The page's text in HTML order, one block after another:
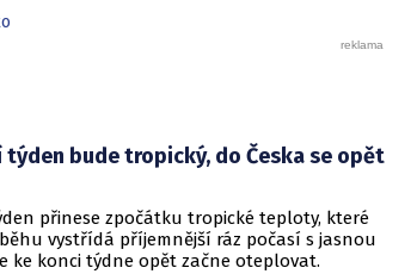
po letech strávených pod zemí.
týden bude tropický, do Česka se opět
přinese zpočátku tropické teploty, které
vystřídá příjemnější ráz počasí s jasnou
ke konci týdne opět začne oteplovat.